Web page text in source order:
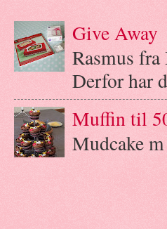
Give Away
Rasmus
Derfor har
Muffin til
Mudcake